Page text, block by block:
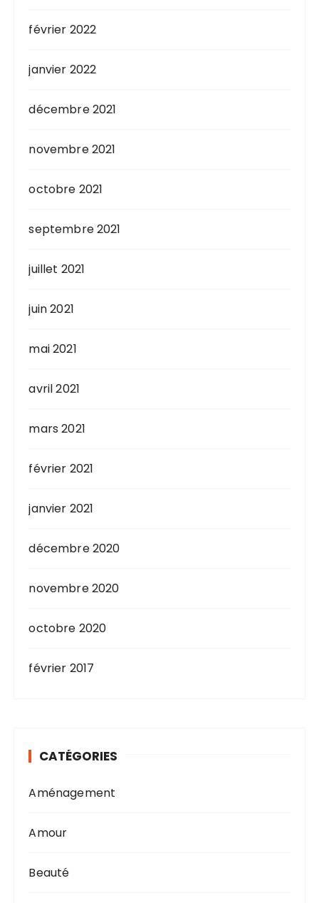
février 2022
janvier 2022
décembre 2021
novembre 2021
octobre 2021
septembre 2021
juillet 2021
juin 2021
mai 2021
avril 2021
mars 2021
février 2021
janvier 2021
décembre 2020
novembre 2020
octobre 2020
février 2017
CATÉGORIES
Aménagement
Amour
Beauté